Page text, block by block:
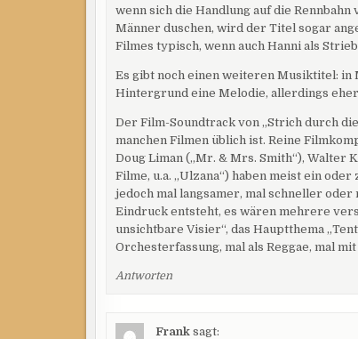
wenn sich die Handlung auf die
Männer duschen, wird der Titel sogar
Filmes typisch, wenn auch Hanni als
Es gibt noch einen weiteren Musiktitel: in
Hintergrund eine Melodie, allerdings
Der Film-Soundtrack von „Strich durch
manchen Filmen üblich ist. Reine
Doug Liman („Mr. & Mrs. Smith“), Walter
Filme, u.a. „Ulzana“) haben meist ein
jedoch mal langsamer, mal schneller
Eindruck entsteht, es wären mehrere
unsichtbare Visier“, das Hauptthema
Orchesterfassung, mal als Reggae, mal mit
Antworten
Frank sagt: